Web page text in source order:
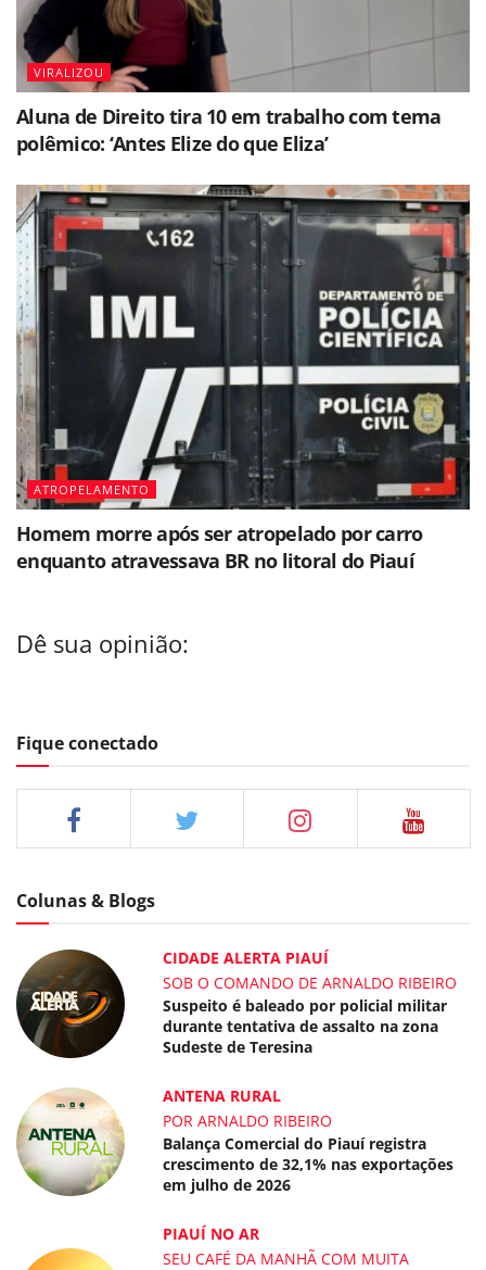
VIRALIZOU
Aluna de Direito tira 10 em trabalho com tema
polêmico: ‘Antes Elize do que Eliza’
ATROPELAMENTO
Homem morre após ser atropelado por carro
enquanto atravessava BR no litoral do Piauí
Dê sua opinião:
Fique conectado
Colunas & Blogs
CIDADE ALERTA PIAUÍ
SOB O COMANDO DE ARNALDO RIBEIRO
Suspeito é baleado por policial militar
durante tentativa de assalto na zona
Sudeste de Teresina
ANTENA RURAL
POR ARNALDO RIBEIRO
Balança Comercial do Piauí registra
crescimento de 32,1% nas exportações
em julho de 2026
PIAUÍ NO AR
SEU CAFÉ DA MANHÃ COM MUITA